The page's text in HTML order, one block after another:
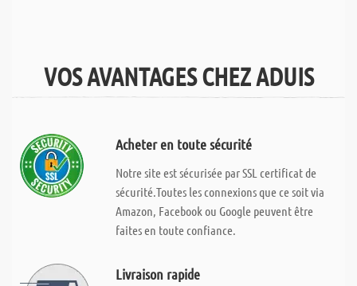
VOS AVANTAGES CHEZ ADUIS
Acheter en toute sécurité
Notre site est sécurisée par SSL certificat de
sécurité.Toutes les connexions que ce soit via
Amazon, Facebook ou Google peuvent être
faites en toute confiance.
Livraison rapide